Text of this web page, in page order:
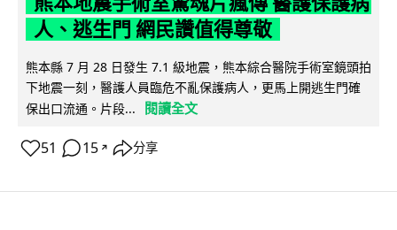
人、逃生門 網民讚值得尊敬
熊本縣 7 月 28 日發生 7.1 級地震，熊本綜合醫院手術室鏡頭拍
下地震一刻，醫護人員臨危不亂保護病人，更馬上開逃生門確
保出口流通。片段...
閱讀全文
51 15 ↗ 分享